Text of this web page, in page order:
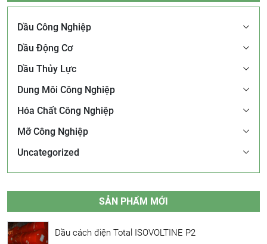
Dầu Công Nghiệp
Dầu Động Cơ
Dầu Thủy Lực
Dung Môi Công Nghiệp
Hóa Chất Công Nghiệp
Mỡ Công Nghiệp
Uncategorized
SẢN PHẨM MỚI
Dầu cách điện Total ISOVOLTINE P2